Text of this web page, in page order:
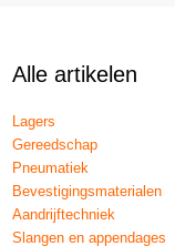
Alle artikelen
Lagers
Gereedschap
Pneumatiek
Bevestigingsmaterialen
Aandrijftechniek
Slangen en appendages